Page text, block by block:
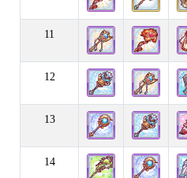
11
12
13
14